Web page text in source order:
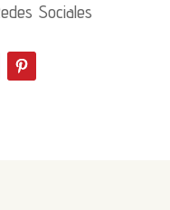
Sociales